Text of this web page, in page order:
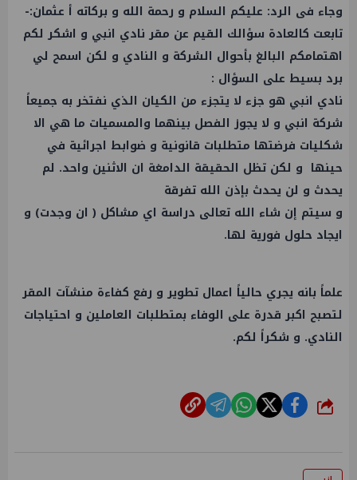
وجاء فى الرد: عليكم السلام و رحمة الله و بركاته أ عثمان:-
تابعت كالعادة سؤالك القيم عن مقر نادي انبي و اشكر لكم
اهتمامكم البالغ بأحوال الشركة و النادي و لكن اسمح لي
برد بسيط على السؤال :
نادي انبي هو جزء لا يتجزء من الكيان الذي نفتخر به جميعاً
شركة انبي و لا يجوز الفصل بينهما والمسميات ما هي الا
شكليات فرضتها متطلبات قانونية و ضوابط اجرائية في
حينها و لكن تظل الحقيقة الدامغة ان الاثنين واحد. لم
يحدث و لن يحدث بإذن الله تفرقة
و سيتم إن شاء الله تعالى دراسة اي مشاكل ( ان وجدت) و
ايجاد حلول فورية لها.
علماً بانه يجري حالياً اعمال تطوير و رفع كفاءة منشآت المقر
لتصبح اكبر قدرة على الوفاء بمتطلبات العاملين و احتياجات
النادي. و شكراً لكم.
شارك